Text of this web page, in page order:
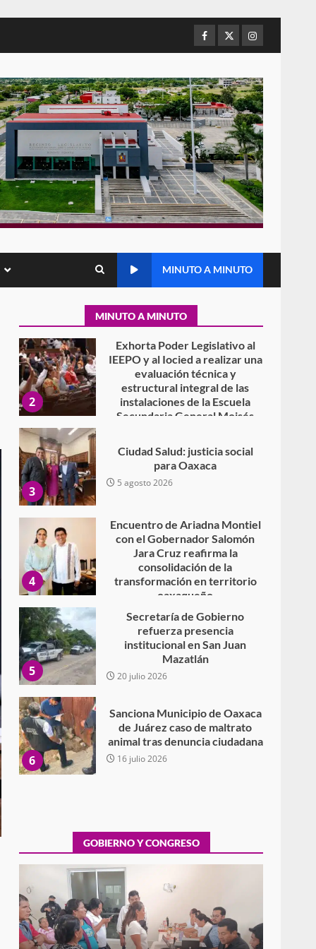
Facebook
TwitterInstagram
MINUTO A MINUTO
MINUTO A MINUTO
institucional en San Juan
Mazatlán
6
Sanciona Municipio de Oaxaca
de Juárez caso de maltrato
animal tras denuncia ciudadana
16 julio 2026
7
Detienen a Ernesto Ruffo en
Baja California; FGR lo investiga
por presuntos delitos de
delincuencia organizada y
contrabando
Avanza con orden y
tranquilidad el proceso
electoral extraordinario de
7 agosto 2026
2
Exhorta Poder Legislativo al
IEEPO y al Iocied a realizar una
evaluación técnica y
estructural integral de las
instalaciones de la Escuela
Secundaria General Moisés
5 agosto 2026
3
Ciudad Salud: justicia social
para Oaxaca
5 agosto 2026
4
Encuentro de Ariadna Montiel
con el Gobernador Salomón
Jara Cruz reafirma la
consolidación de la
transformación en territorio
oaxaqueño
30 julio 2026
5
Secretaría de Gobierno
refuerza presencia
institucional en San Juan
Mazatlán
20 julio 2026
6
Sanciona Municipio de Oaxaca
de Juárez caso de maltrato
animal tras denuncia ciudadana
16 julio 2026
7
delincuencia organizada y
contrabando
16 julio 2026
1
Avanza con orden y
tranquilidad el proceso
electoral extraordinario de
Santiago Xanica: Jesús Romero
7 agosto 2026
GOBIERNO Y CONGRESO
Exhorta Poder Legislativo al IEEPO y al Iocied
a realizar una evaluación técnica y